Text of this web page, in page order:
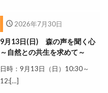
2026年7月30日
9月13日(日) 森の声を聞く心
～自然との共生を求めて～
日時：9月13日（日）10:30～
12:[…]